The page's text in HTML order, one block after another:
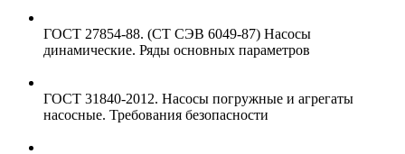
ГОСТ 27854-88. (СТ СЭВ 6049-87) Насосы
динамические. Ряды основных параметров
ГОСТ 31840-2012. Насосы погружные и агрегаты
насосные. Требования безопасности